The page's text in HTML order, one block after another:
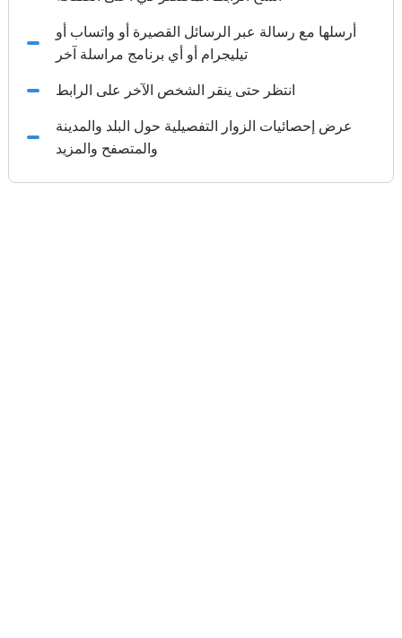
أرسلها مع رسالة عبر الرسائل القصيرة أو واتساب أو
تيليجرام أو أي برنامج مراسلة آخر
انتظر حتى ينقر الشخص الآخر على الرابط
عرض إحصائيات الزوار التفصيلية حول البلد والمدينة
والمتصفح والمزيد